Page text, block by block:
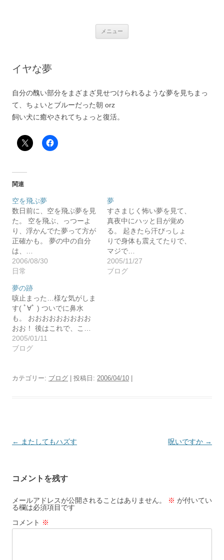
メニュー
プ
イヤな夢
自分の醜い部分をまざまざ見せつけられるような夢を見ちまっ
て、ちょいとブルーだった朝 orz
飼い犬に癒やされてちょっと復活。
関連
空を飛ぶ夢
数日前に、空を飛ぶ夢を見
た。 空を飛ぶ、っつーよ
り、浮かんでた夢って方が
正確かも。 夢の中の自分
は、…
2006/08/30
日常
夢
すさまじく怖い夢を見て、
真夜中にハッと目が覚め
る。 起きたら汗びっしょ
りで身体も震えてたりで、
マジで…
2005/11/27
ブログ
夢の跡
咳止まった…様な気がしま
す( ﾟ∀ﾟ ) ついでに鼻水
も。 おおおおおおおおお
おお！ 後はこれで、こ…
2005/01/11
ブログ
カテゴリー: ブログ | 投稿日: 2006/04/10
投
ビ
ゲ
ー
シ
← またしてもハズす 呪いですか →
コメントを残す
メールアドレスが公開されることはありません。 ※ が付いてい
る欄は必須項目です
コメント ※